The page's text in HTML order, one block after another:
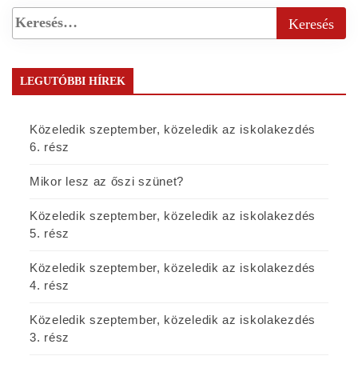
LEGUTÓBBI HÍREK
Közeledik szeptember, közeledik az iskolakezdés
6. rész
Mikor lesz az őszi szünet?
Közeledik szeptember, közeledik az iskolakezdés
5. rész
Közeledik szeptember, közeledik az iskolakezdés
4. rész
Közeledik szeptember, közeledik az iskolakezdés
3. rész